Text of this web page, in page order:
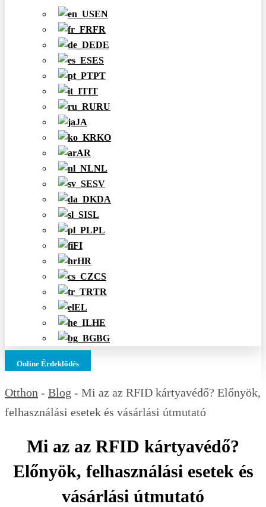
EN
FR
DE
ES
PT
IT
RU
JA
KO
AR
NL
SV
DA
SL
PL
FI
HR
CS
TR
EL
HE
BG
Online Érdeklődés
Otthon - Blog - Mi az az RFID kártyavédő? Előnyök,
felhasználási esetek és vásárlási útmutató
Mi az az RFID kártyavédő?
Előnyök, felhasználási esetek és
vásárlási útmutató